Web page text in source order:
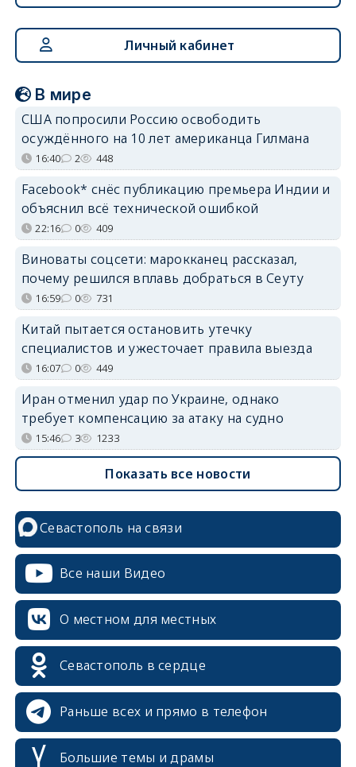
Личный кабинет
В мире
США попросили Россию освободить
осуждённого на 10 лет американца Гилмана
16:40 2 448
Facebook* снёс публикацию премьера Индии и
объяснил всё технической ошибкой
22:16 0 409
Виноваты соцсети: марокканец рассказал,
почему решился вплавь добраться в Сеуту
16:59 0 731
Китай пытается остановить утечку
специалистов и ужесточает правила выезда
16:07 0 449
Иран отменил удар по Украине, однако
требует компенсацию за атаку на судно
15:46 3 1233
Показать все новости
Севастополь на связи
Все наши Видео
О местном для местных
Севастополь в сердце
Раньше всех и прямо в телефон
Большие темы и драмы